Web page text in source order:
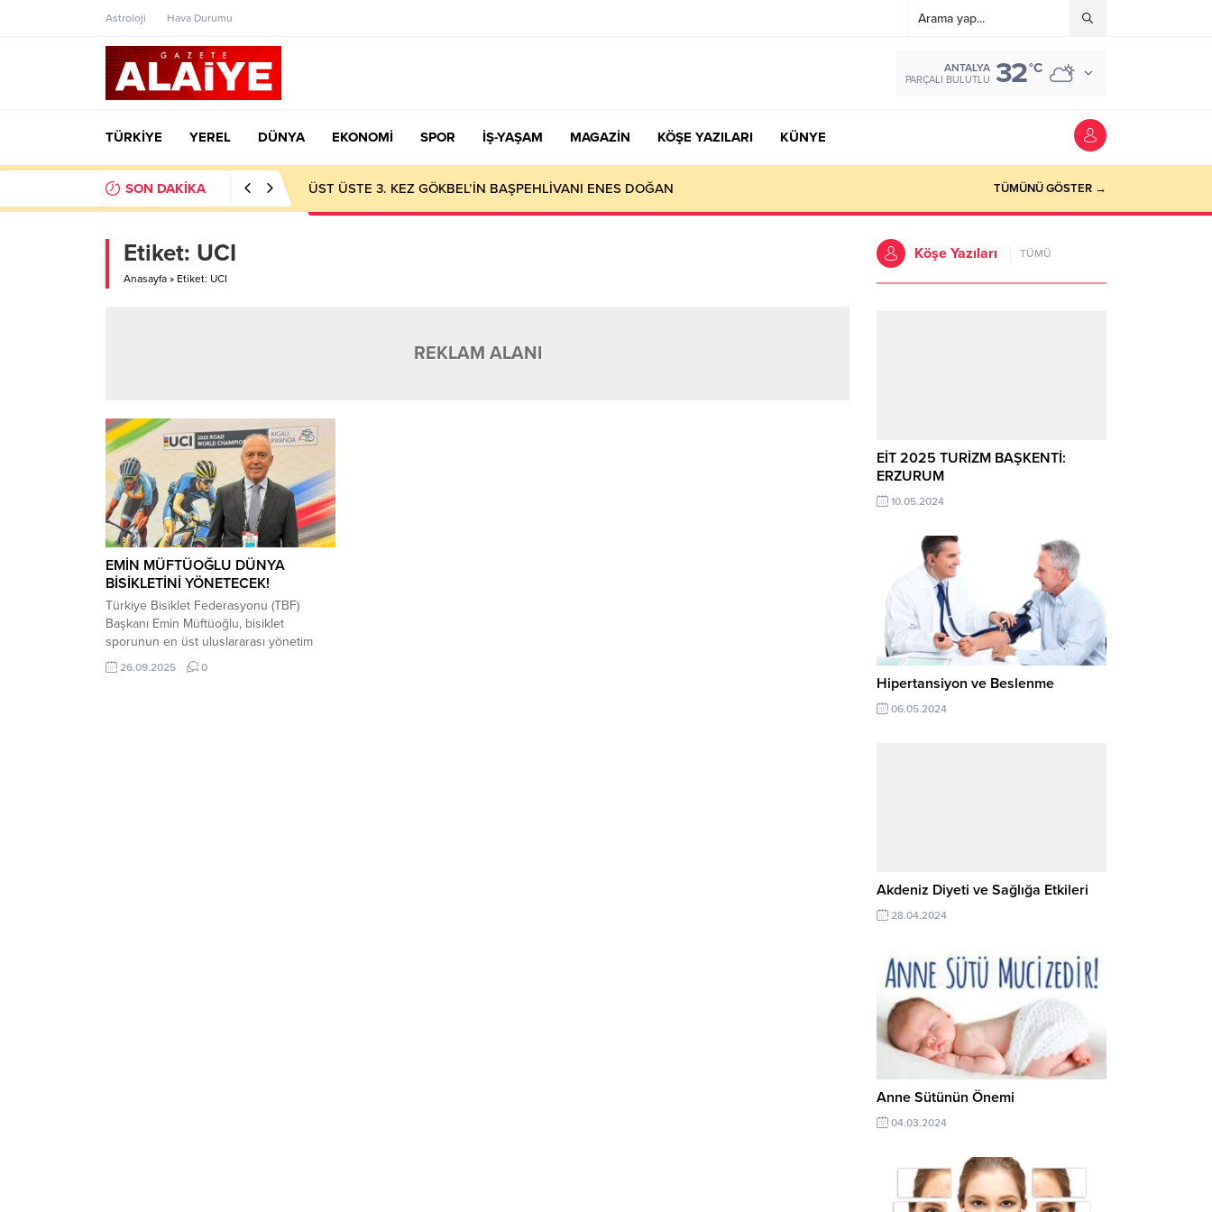
Astroloji Hava Durumu
ANTALYA
PARÇALI BULUTLU 32°C
TÜRKİYE YEREL DÜNYA EKONOMİ SPOR İŞ-YAŞAM MAGAZİN KÖŞE YAZILARI KÜNYE
SON DAKİKA ÜST ÜSTE 3. KEZ GÖKBEL’İN BAŞPEHLİVANI ENES DOĞAN TÜMÜNÜ GÖSTER →
Etiket: UCI
Anasayfa » Etiket: UCI
REKLAM ALANI
EMİN MÜFTÜOĞLU DÜNYA
BİSİKLETİNİ YÖNETECEK!
Türkiye Bisiklet Federasyonu (TBF)
Başkanı Emin Müftüoğlu, bisiklet
sporunun en üst uluslararası yönetim
organı olan UCI Yönetim Kurulu üyeliğine
ikinci kez seçildi. Ruanda’nın başkenti
26.09.2025 0
Köşe Yazıları TÜMÜ
EİT 2025 TURİZM BAŞKENTİ:
ERZURUM
10.05.2024
Hipertansiyon ve Beslenme
06.05.2024
Akdeniz Diyeti ve Sağlığa Etkileri
28.04.2024
Anne Sütünün Önemi
04.03.2024